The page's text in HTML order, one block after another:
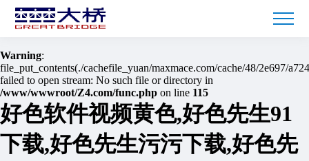
Warning: mkdir(): No space left on device in
/www/wwwroot/Z4.com/func.php
Warning:
file_put_contents(./cachefile_yuan/maxmace.com/cache/48/2e697/
failed to open stream: No such file or directory in
/www/wwwroot/Z4.com/func.php on line 115
好色软件视频黄色,好色先生91
下载,好色先生污污下载,好色先